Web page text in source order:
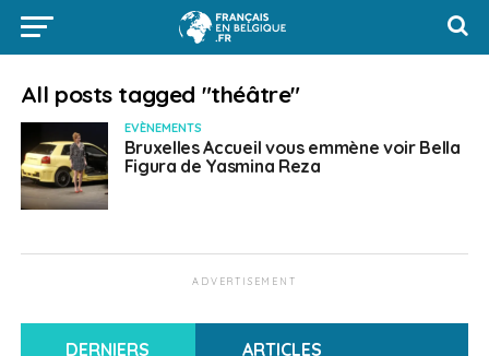
All posts tagged "théâtre"
EVÈNEMENTS
Bruxelles Accueil vous emmène voir Bella
Figura de Yasmina Reza
ADVERTISEMENT
DERNIERS
ARTICLES